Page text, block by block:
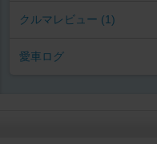
クルマレビュー (1)
愛車ログ